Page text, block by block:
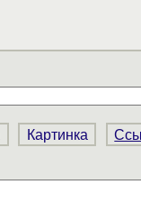
Картинка